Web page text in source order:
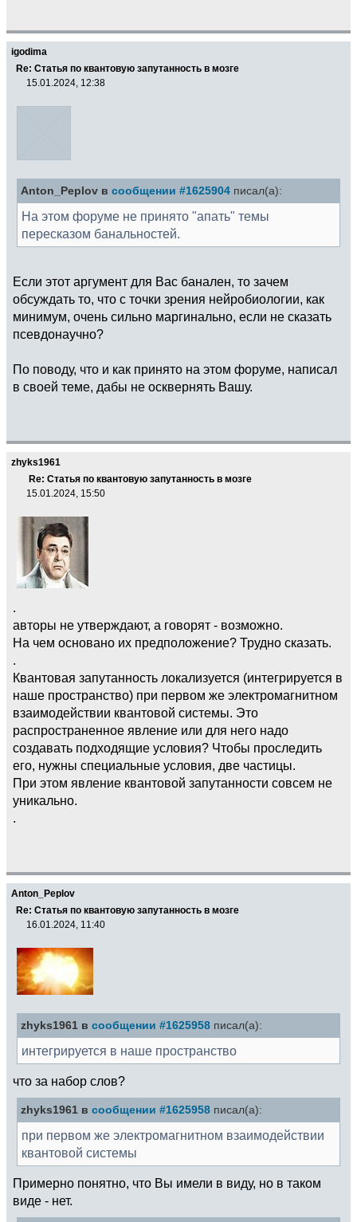
igodima
Re: Статья по квантовую запутанность в мозге
15.01.2024, 12:38
Anton_Peplov в сообщении #1625904 писал(а):
На этом форуме не принято "апать" темы
пересказом банальностей.
Если этот аргумент для Вас банален, то зачем
обсуждать то, что с точки зрения нейробиологии, как
минимум, очень сильно маргинально, если не сказать
псевдонаучно?
По поводу, что и как принято на этом форуме, написал
в своей теме, дабы не осквернять Вашу.
zhyks1961
Re: Статья по квантовую запутанность в мозге
15.01.2024, 15:50
.
авторы не утверждают, а говорят - возможно.
На чем основано их предположение? Трудно сказать.
.
Квантовая запутанность локализуется (интегрируется в
наше пространство) при первом же электромагнитном
взаимодействии квантовой системы. Это
распространенное явление или для него надо
создавать подходящие условия? Чтобы проследить
его, нужны специальные условия, две частицы.
При этом явление квантовой запутанности совсем не
уникально.
.
Anton_Peplov
Re: Статья по квантовую запутанность в мозге
16.01.2024, 11:40
zhyks1961 в сообщении #1625958 писал(а):
интегрируется в наше пространство
что за набор слов?
zhyks1961 в сообщении #1625958 писал(а):
при первом же электромагнитном взаимодействии
квантовой системы
Примерно понятно, что Вы имели в виду, но в таком
виде - нет.